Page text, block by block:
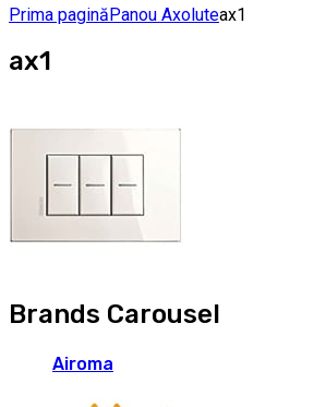
Prima paginăPanou Axoluteax1
ax1
Brands Carousel
Airoma